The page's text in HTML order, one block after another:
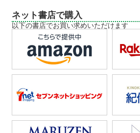
ネット書店で購入
以下の書店でお買い求めいただけます